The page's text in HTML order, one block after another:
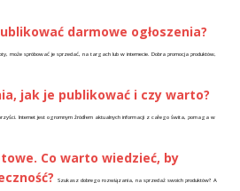
darmowe ogłoszenia?
może spróbować je sprzedać, na targach lub w internecie. Dobra promocja produktów,
jak je publikować i czy warto?
Internet jest ogromnym źródłem aktualnych informacji z całego świta, pomaga w
Co warto wiedzieć, by
Szukasz dobrego rozwiązania, na sprzedaż swoich produktów? A